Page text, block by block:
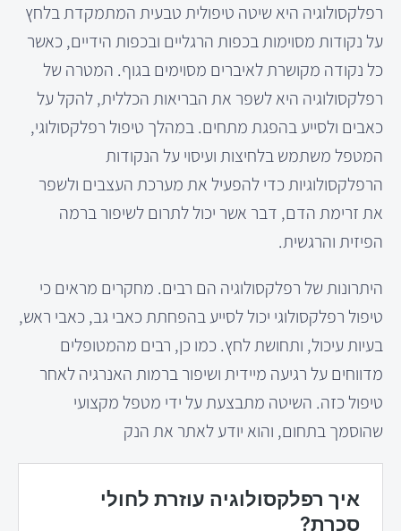
רפלקסולוגיה היא שיטה טיפולית טבעית המתמקדת בלחץ
על נקודות מסוימות בכפות הרגליים ובכפות הידיים, כאשר
כל נקודה מקושרת לאיברים מסוימים בגוף. המטרה של
רפלקסולוגיה היא לשפר את הבריאות הכללית, להקל על
כאבים ולסייע בהפגת מתחים. במהלך טיפול רפלקסולוגי,
המטפל משתמש בלחיצות ועיסוי על הנקודות
הרפלקסולוגיות כדי להפעיל את מערכת העצבים ולשפר
את זרימת הדם, דבר אשר יכול לתרום לשיפור ברמה
הפיזית והרגשית.
היתרונות של רפלקסולוגיה הם רבים. מחקרים מראים כי
טיפול רפלקסולוגי יכול לסייע בהפחתת כאבי גב, כאבי ראש,
בעיות עיכול, ותחושת לחץ. כמו כן, רבים מהמטופלים
מדווחים על רגיעה מיידית ושיפור ברמות האנרגיה לאחר
טיפול כזה. השיטה מתבצעת על ידי מטפל מקצועי
שהוסמך בתחום, והוא יודע לאתר את הנק